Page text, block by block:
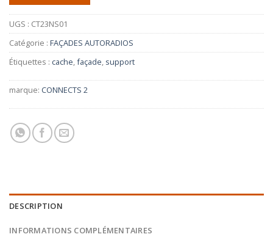
UGS : CT23NS01
Catégorie : FAÇADES AUTORADIOS
Étiquettes : cache,façade, support
marque: CONNECTS 2
DESCRIPTION
INFORMATIONS COMPLÉMENTAIRES